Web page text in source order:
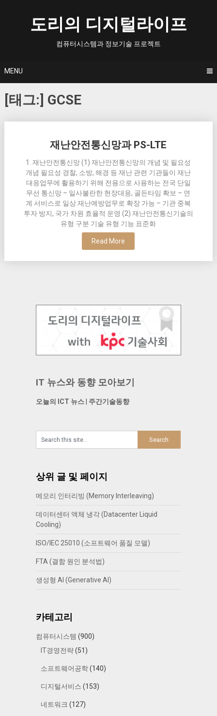
도리의 디지털라이프
컴퓨터시스템과 정보기술 프로젝트
MENU
[태그:] GCSE
재난안전통신망과 PS-LTE
1. 재난안전통신망 (1) 재난안전통신망의 개념 및 필요성
개념 필요성 경찰, 소방, 해경 등 재난 관련 기관들이 재난
대응업무에 활용하기 위해 전용으로 사용하는 전국 단일
무선 통신망 – 일사불란한 현장대응, 골든타임 확보 – 연
계 서비스로 일상 재난예방업무로 확장 가능 – 기관 중복
투자 방지, 국가 차원 효율적 운영 (2) 재난안전통신기술의
유형 구분 기술 유형 기능 표준화
Read More
navigation
IT 뉴스와 동향 모아보기
오늘의 ICT 뉴스| 주간기술동향
상위 글 및 페이지
메모리 인터리빙 (Memory Interleaving)
데이터센터 액체 냉각 (Datacenter Liquid
Cooling)
ISO/IEC 25010 (소프트웨어 품질 모델)
FTA (결함 원인 분석법)
생성형 AI (Generative AI)
카테고리
컴퓨터시스템 (900)
IT경영전략(51)
소프트웨어공학(140)
디지털서비스 (153)
네트워크 (127)